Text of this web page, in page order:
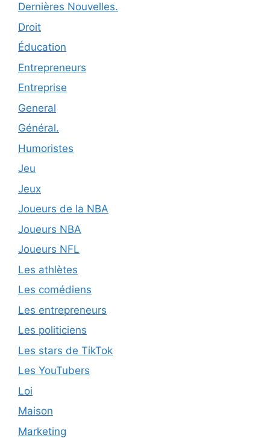
Dernières Nouvelles.
Droit
Éducation
Entrepreneurs
Entreprise
General
Général.
Humoristes
Jeu
Jeux
Joueurs de la NBA
Joueurs NBA
Joueurs NFL
Les athlètes
Les comédiens
Les entrepreneurs
Les politiciens
Les stars de TikTok
Les YouTubers
Loi
Maison
Marketing